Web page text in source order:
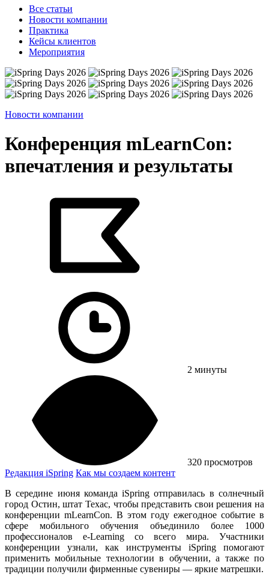
Все статьи
Новости компании
Практика
Кейсы клиентов
Мероприятия
Новости компании
Конференция mLearnCon:
впечатления и результаты
2 минуты
320 просмотров
Редакция iSpring Как мы создаем контент
В середине июня команда iSpring отправилась в солнечный
город Остин, штат Техас, чтобы представить свои решения на
конференции mLearnCon. В этом году ежегодное событие в
сфере мобильного обучения объединило более 1000
профессионалов e-Learning со всего мира. Участники
конференции узнали, как инструменты iSpring помогают
применить мобильные технологии в обучении, а также по
традиции получили фирменные сувениры — яркие матрешки.